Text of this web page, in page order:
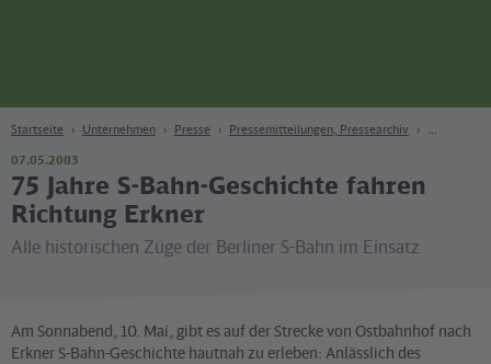
Startseite Unternehmen Presse Pressemitteilungen, Pressearchiv
07.05.2003
75 Jahre S-Bahn-Geschichte fahren
Richtung Erkner
Alle historischen Züge der Berliner S-Bahn im Einsatz
Am Sonnabend, 10. Mai, gibt es auf der Strecke von Ostbahnhof nach
Erkner S-Bahn-Geschichte hautnah zu erleben: Anlässlich des